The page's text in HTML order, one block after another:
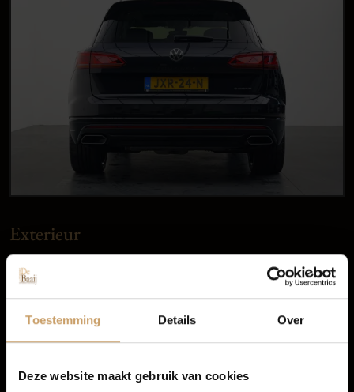
Toestemming Details Over
Deze website maakt gebruik van cookies
Exterieur
Metaalkleur
LED koplampen
Buitenspiegels elektrisch inklapbaar
Elektronische remkrachtverdeling
Occasions
Autolease
Financiering